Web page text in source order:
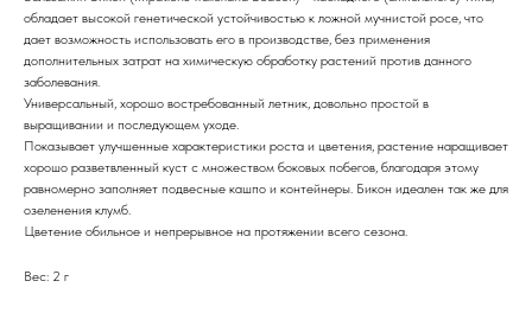
обладает высокой генетической устойчивостью к ложной мучнистой росе, что
дает возможность использовать его в производстве, без применения
дополнительных затрат на химическую обработку растений против данного
заболевания.
Универсальный, хорошо востребованный летник, довольно простой в
выращивании и последующем уходе.
Показывает улучшенные характеристики роста и цветения, растение наращивает
хорошо разветвленный куст с множеством боковых побегов, благодаря этому
равномерно заполняет подвесные кашпо и контейнеры. Бикон идеален так же для
озеленения клумб.
Цветение обильное и непрерывное на протяжении всего сезона.
Вес: 2 г